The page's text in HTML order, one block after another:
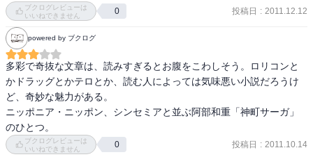
ブクログレビューは
いいねできません
0 投稿日 : 2011.12.12
powered by ブクログ
多彩で奇抜な文章は、読みすぎるとお腹をこわしそう。ロリコンと
かドラッグとかテロとか、読む人によっては気味悪い小説だろうけ
ど、奇妙な魅力がある。
ニッポニア・ニッポン、シンセミアと並ぶ阿部和重「神町サーガ」
のひとつ。
ブクログレビューは
いいねできません
0 投稿日 : 2011.10.14